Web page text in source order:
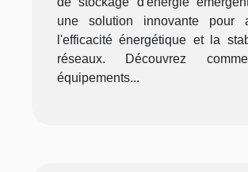
une solution innovante pour
l'efficacité énergétique et la
réseaux. Découvrez
équipements...